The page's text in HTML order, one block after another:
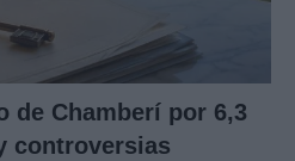
de Chamberí por 6,3
controversias